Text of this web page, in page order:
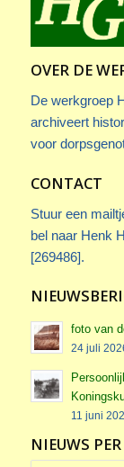
OVER DE
De werkgroep
archiveert
voor
CONTACT
Stuur een
bel naar Henk
[269486].
foto van
24 juli
11 juni
NIEUWS